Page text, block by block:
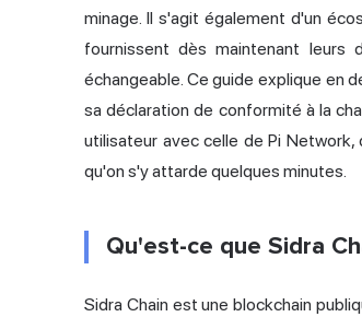
minage. Il s'agit également d'un
fournissent dès maintenant
échangeable. Ce guide explique en
sa déclaration de conformité à la
utilisateur avec celle de Pi
qu'on s'y attarde quelques minutes.
Qu'est-ce que Sidra
Sidra Chain est une blockchain